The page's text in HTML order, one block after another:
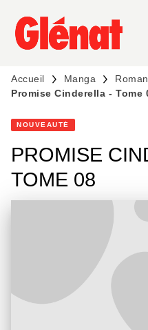
MENU RECHERCHE
PIED DE PAGE
Accueil Manga
Promise Cinderella - Tome
NOUVEAUTÉ
PROMISE
TOME 08